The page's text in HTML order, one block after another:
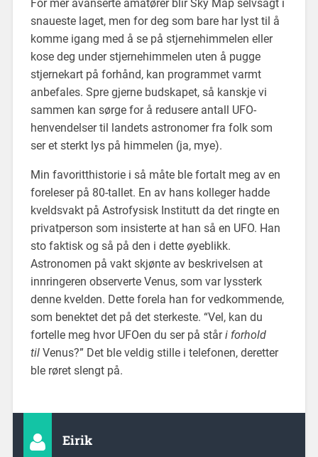
For mer avanserte amatører blir Sky Map selvsagt i
snaueste laget, men for deg som bare har lyst til å
komme igang med å se på stjernehimmelen eller
kose deg under stjernehimmelen uten å pugge
stjernekart på forhånd, kan programmet varmt
anbefales. Spre gjerne budskapet, så kanskje vi
sammen kan sørge for å redusere antall UFO-
henvendelser til landets astronomer fra folk som
ser et sterkt lys på himmelen (ja, mye).
Min favoritthistorie i så måte ble fortalt meg av en
foreleser på 80-tallet. En av hans kolleger hadde
kveldsvakt på Astrofysisk Institutt da det ringte en
privatperson som insisterte at han så en UFO. Han
sto faktisk og så på den i dette øyeblikk.
Astronomen på vakt skjønte av beskrivelsen at
innringeren observerte Venus, som var lyssterk
denne kvelden. Dette forela han for vedkommende,
som benektet det på det sterkeste. “Vel, kan du
fortelle meg hvor UFOen du ser på ståri forhold
tilVenus?” Det ble veldig stille i telefonen, deretter
ble røret slengt på.
Eirik